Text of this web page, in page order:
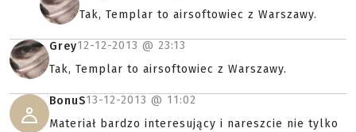
Tak, Templar to airsoftowiec z Warszawy.
Grey12-12-2013 @ 23:13
Tak, Templar to airsoftowiec z Warszawy.
BonuS13-12-2013 @ 11:02
Materiał bardzo interesujący i nareszcie nie tylko